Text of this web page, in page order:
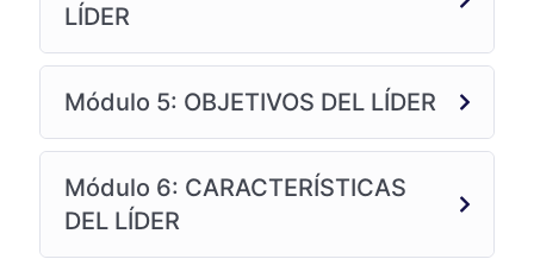
LÍDER
Módulo 5: OBJETIVOS DEL LÍDER
Módulo 6: CARACTERÍSTICAS
DEL LÍDER